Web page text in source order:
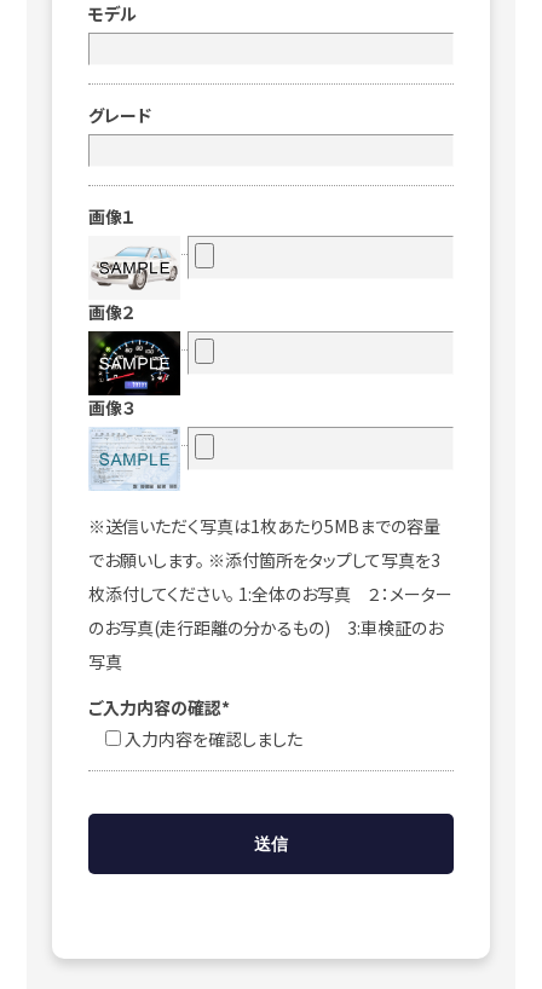
モデル
グレード
画像１
画像２
画像３
※送信いただく写真は1枚あたり5MBまでの容量
でお願いします。 ※添付箇所をタップして写真を3
枚添付してください。 1:全体のお写真 ２：メーター
のお写真(走行距離の分かるもの) 3:車検証のお
写真
ご入力内容の確認*
入力内容を確認しました